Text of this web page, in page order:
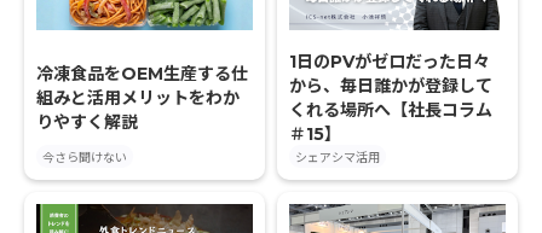
冷凍食品をOEM生産する仕
組みと活用メリットをわか
りやすく解説
今さら聞けない
1日のPVがゼロだった日々
から、毎日誰かが登録して
くれる場所へ【社長コラム
＃15】
シェアシマ活用